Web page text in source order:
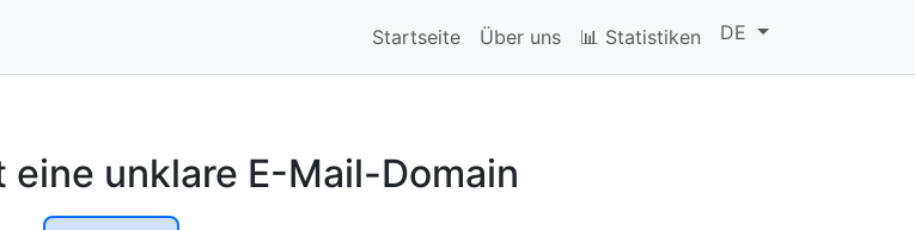
Startseite Über uns 📊 Statistiken DE
unklare E-Mail-Domain